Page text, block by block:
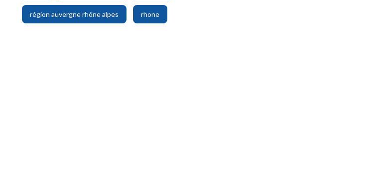
région auvergne rhône alpes
,
rhone